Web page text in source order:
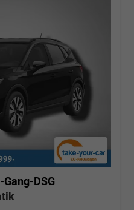
Gang-DSG